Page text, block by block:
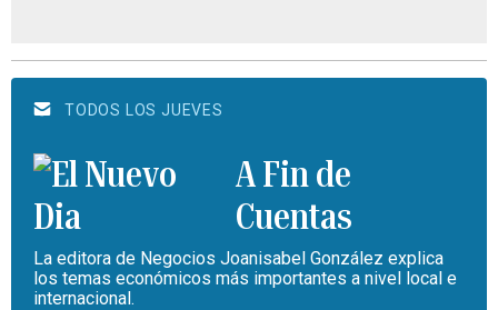
TODOS LOS JUEVES
A Fin de
Cuentas
La editora de Negocios Joanisabel González explica
los temas económicos más importantes a nivel local e
internacional.